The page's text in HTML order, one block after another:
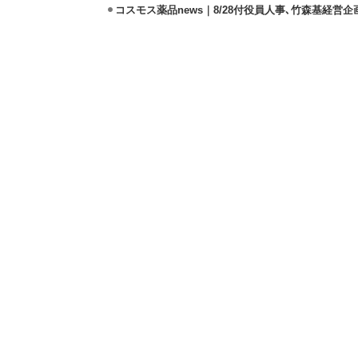
コスモス薬品news｜8/28付役員人事､竹森基経営企